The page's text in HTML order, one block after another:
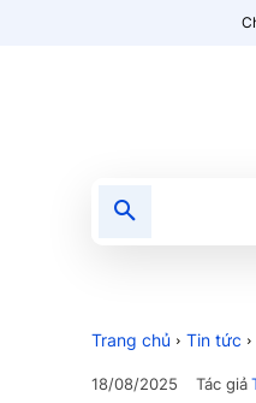
Trang chủ Tin tức
18/08/2025 Tác giả